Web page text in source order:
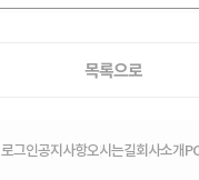
목록으로
로그인공지사항오시는길회사소개